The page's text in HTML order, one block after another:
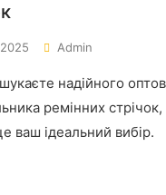
Admin
надійного
ремінних
ваш ідеальний вибір.